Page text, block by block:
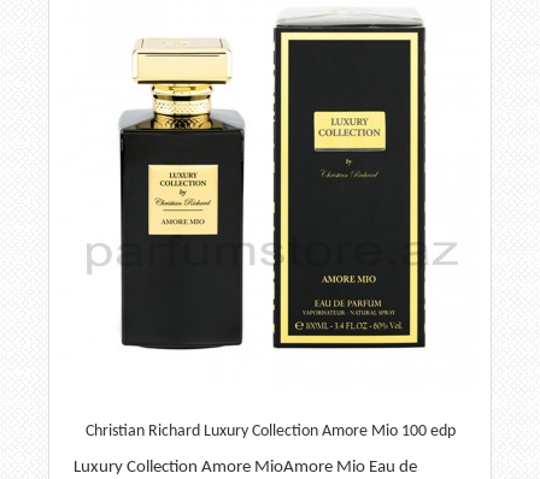
Christian Richard Luxury Collection Amore Mio 100 edp
Luxury Collection Amore MioAmore Mio Eau de